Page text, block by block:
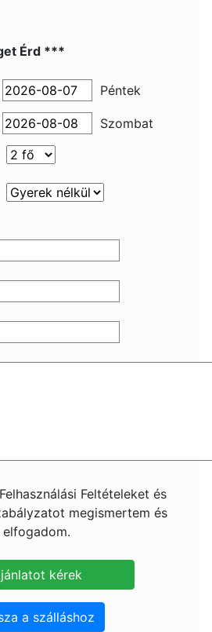
Érd ***
Péntek
Szombat
Feltételeket és
megismertem és
elfogadom.
a szálláshoz